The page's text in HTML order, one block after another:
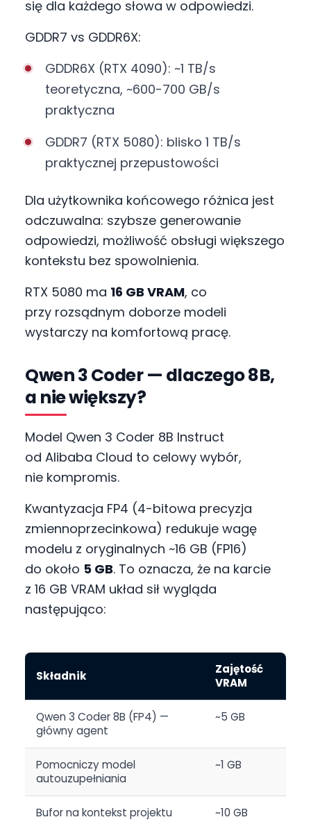
się dla każdego słowa w odpowiedzi.
GDDR7 vs GDDR6X:
GDDR6X (RTX 4090): ~1 TB/s
teoretyczna, ~600-700 GB/s
praktyczna
GDDR7 (RTX 5080): blisko 1 TB/s
praktycznej przepustowości
Dla użytkownika końcowego różnica jest
odczuwalna: szybsze generowanie
odpowiedzi, możliwość obsługi większego
kontekstu bez spowolnienia.
RTX 5080 ma 16 GB VRAM, co
przy rozsądnym doborze modeli
wystarczy na komfortową pracę.
Qwen 3 Coder — dlaczego 8B,
a nie większy?
Model Qwen 3 Coder 8B Instruct
od Alibaba Cloud to celowy wybór,
nie kompromis.
Kwantyzacja FP4 (4-bitowa precyzja
zmiennoprzecinkowa) redukuje wagę
modelu z oryginalnych ~16 GB (FP16)
do około 5 GB. To oznacza, że na karcie
z 16 GB VRAM układ sił wygląda
następująco:
Składnik
Zajętość
VRAM
Qwen 3 Coder 8B (FP4) —
główny agent
~5 GB
Pomocniczy model
autouzupełniania
~1 GB
Bufor na kontekst projektu ~10 GB